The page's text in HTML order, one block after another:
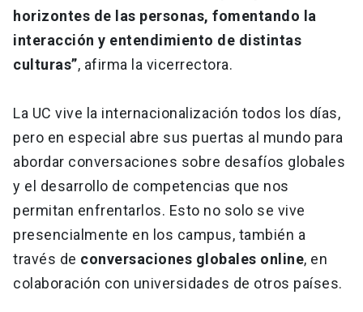
horizontes de las personas, fomentando la
interacción y entendimiento de distintas
culturas”, afirma la vicerrectora.
La UC vive la internacionalización todos los días,
pero en especial abre sus puertas al mundo para
abordar conversaciones sobre desafíos globales
y el desarrollo de competencias que nos
permitan enfrentarlos. Esto no solo se vive
presencialmente en los campus, también a
través de conversaciones globales online, en
colaboración con universidades de otros países.